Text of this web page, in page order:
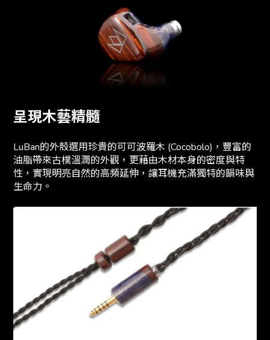
呈現木藝精髓
LuBan的外殼選用珍貴的可可波羅木 (Cocobolo)，豐富的
油脂帶來古樸溫潤的外觀，更藉由木材本身的密度與特
性，實現明亮自然的高頻延伸，讓耳機充滿獨特的韻味與
生命力。